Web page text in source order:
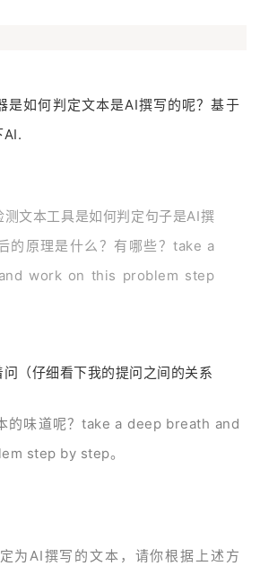
是如何判定文本是AI撰写的呢？基于
AI.
文本工具是如何判定句子是AI撰
的原理是什么？有哪些？take a
work on this problem step
（仔细看下我的提问之间的关系
的味道呢？take a deep breath and
step by step。
为AI撰写的文本，请你根据上述方